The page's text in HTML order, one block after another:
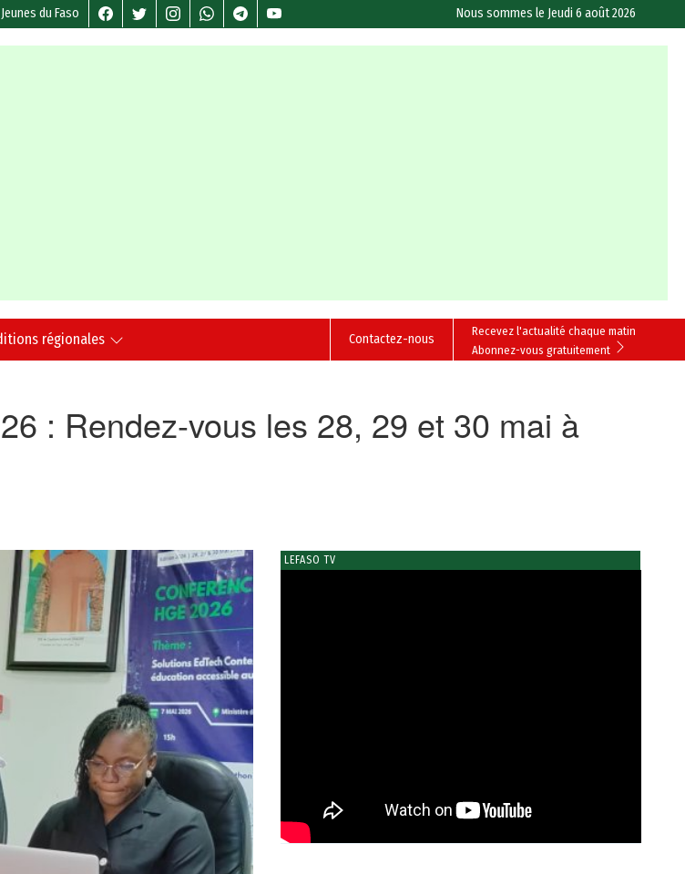
Jeunes du Faso Nous sommes le Jeudi 6 août 2026
régionales
Recevez l'actualité chaque matin
Abonnez-vous gratuitement
Contactez-nous
: Rendez-vous les 28, 29 et 30 mai à
LEFASO TV